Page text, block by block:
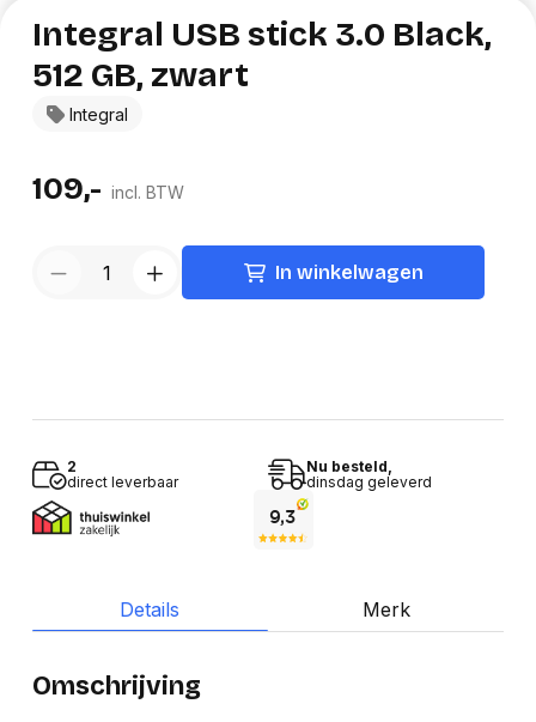
Integral
Integral USB stick 3.0 Black,
512 GB, zwart
109,- incl. BTW
In winkelwagen
2
direct leverbaar
Nu besteld,
dinsdag geleverd
Details Merk
Omschrijving